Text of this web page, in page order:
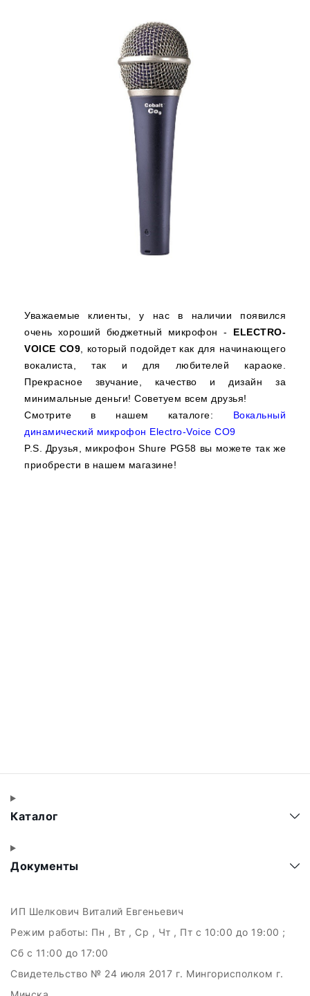
Уважаемые клиенты, у нас в наличии появился
очень хороший бюджетный микрофон - ELECTRO-
VOICE CO9 , который подойдет как для начинающего
вокалиста, так и для любителей караоке.
Прекрасное звучание, качество и дизайн за
минимальные деньги! Советуем всем друзья!
Смотрите в нашем каталоге: Вокальный
динамический микрофон Electro-Voice CO9
P.S. Друзья, микрофон Shure PG58 вы можете так же
приобрести в нашем магазине!
Каталог
Документы
ИП Шелкович Виталий Евгеньевич
Режим работы: Пн , Вт , Ср , Чт , Пт c 10:00 до 19:00 ;
Сб c 11:00 до 17:00
Свидетельство № 24 июля 2017 г. Мингорисполком г.